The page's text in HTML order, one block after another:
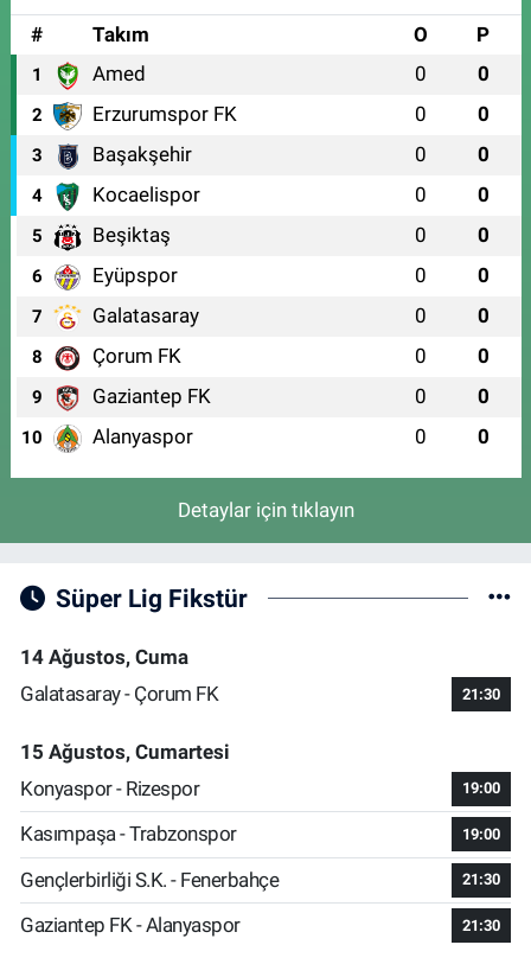
#
Takım O P
1 Amed 0 0
2 Erzurumspor FK 0 0
3 Başakşehir 0 0
4 Kocaelispor 0 0
5 Beşiktaş 0 0
6 Eyüpspor 0 0
7 Galatasaray 0 0
8 Çorum FK 0 0
9 Gaziantep FK 0 0
10 Alanyaspor 0 0
Detaylar için tıklayın
Süper Lig Fikstür
14 Ağustos, Cuma
Galatasaray - Çorum FK
21:30
15 Ağustos, Cumartesi
Konyaspor - Rizespor
19:00
Kasımpaşa - Trabzonspor 19:00
Gençlerbirliği S.K. - Fenerbahçe 21:30
Gaziantep FK - Alanyaspor 21:30